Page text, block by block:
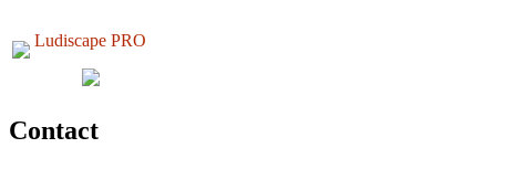
Ludiscape PRO
Contact